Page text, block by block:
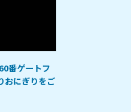
番ゲートフ
おにぎりをご